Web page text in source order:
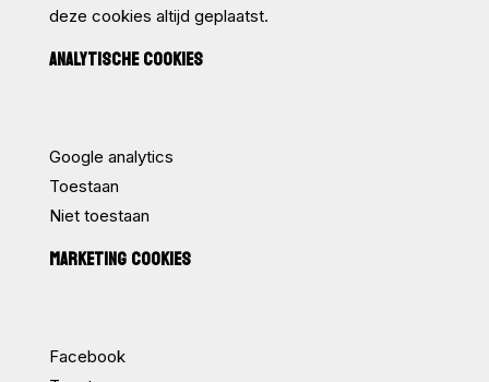
deze cookies altijd geplaatst.
ANALYTISCHE COOKIES
Google analytics
Toestaan
Niet toestaan
MARKETING COOKIES
Facebook